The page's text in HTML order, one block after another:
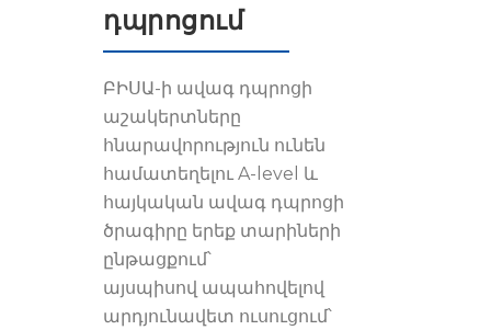
դպրոցում
ԲԻՍԱ-ի ավագ դպրոցի
աշակերտները
հնարավորություն ունեն
համատեղելու A-level և
հայկական ավագ դպրոցի
ծրագիրը երեք տարիների
ընթացքում՝
այսպիսով ապահովելով
արդյունավետ ուսուցում՝